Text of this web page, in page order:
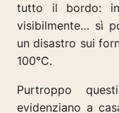
tutto il bordo:
visibilmente… sì
un disastro sui
100°C.
Purtroppo
evidenziano a